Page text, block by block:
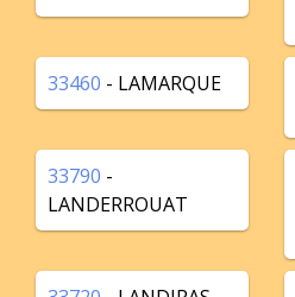
33460 - LAMARQUE
33790 -
LANDERROUAT